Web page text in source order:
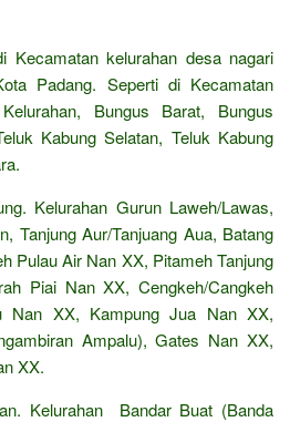
Kecamatan kelurahan desa nagari
Padang. Seperti di Kecamatan
Bungus Barat, Bungus
Kabung Selatan, Teluk Kabung
Kelurahan Gurun Laweh/Lawas,
Tanjung Aur/Tanjuang Aua, Batang
Pulau Air Nan XX, Pitameh Tanjung
Piai Nan XX, Cengkeh/Cangkeh
Nan XX, Kampung Jua Nan XX,
Ampalu), Gates Nan XX,
XX.
Kelurahan Bandar Buat (Banda